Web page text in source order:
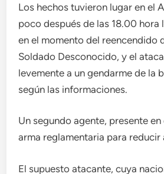
Los hechos tuvieron lugar en el
poco después de las 18.00 hora
en el momento del reencendido
Soldado Desconocido, y el
levemente a un gendarme de la
según las informaciones.
Un segundo agente, presente
arma reglamentaria para reducir
El supuesto atacante, cuya